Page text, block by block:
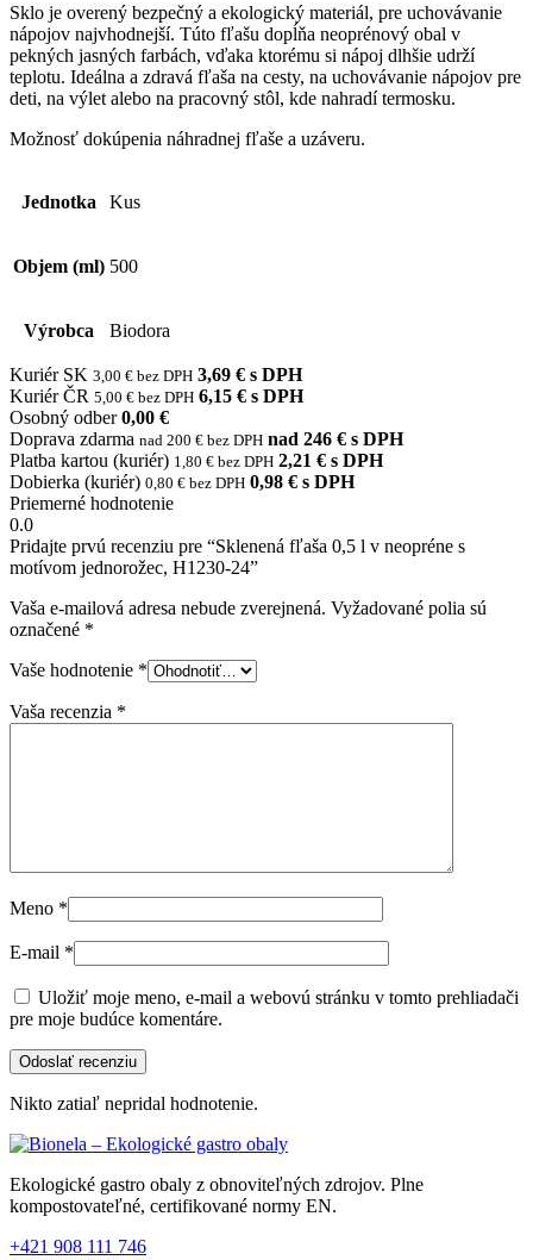
Sklo je overený bezpečný a ekologický materiál, pre uchovávanie
nápojov najvhodnejší. Túto fľašu dopĺňa neoprénový obal v
pekných jasných farbách, vďaka ktorému si nápoj dlhšie udrží
teplotu. Ideálna a zdravá fľaša na cesty, na uchovávanie nápojov pre
deti, na výlet alebo na pracovný stôl, kde nahradí termosku.
Možnosť dokúpenia náhradnej fľaše a uzáveru.
Jednotka Kus
Objem (ml) 500
Výrobca Biodora
Kuriér SK 3,00 € bez DPH 3,69 € s DPH
Kuriér ČR 5,00 € bez DPH 6,15 € s DPH
Osobný odber 0,00 €
Doprava zdarma nad 200 € bez DPH nad 246 € s DPH
Platba kartou (kuriér) 1,80 € bez DPH 2,21 € s DPH
Dobierka (kuriér) 0,80 € bez DPH 0,98 € s DPH
Priemerné hodnotenie
0.0
Pridajte prvú recenziu pre “Sklenená fľaša 0,5 l v neopréne s
motívom jednorožec, H1230-24”
Vaša e-mailová adresa nebude zverejnená. Vyžadované polia sú
označené *
Vaše hodnotenie *
Vaša recenzia *
Meno *
E-mail *
Uložiť moje meno, e-mail a webovú stránku v tomto prehliadači
pre moje budúce komentáre.
Nikto zatiaľ nepridal hodnotenie.
Ekologické gastro obaly z obnoviteľných zdrojov. Plne
kompostovateľné, certifikované normy EN.
+421 908 111 746